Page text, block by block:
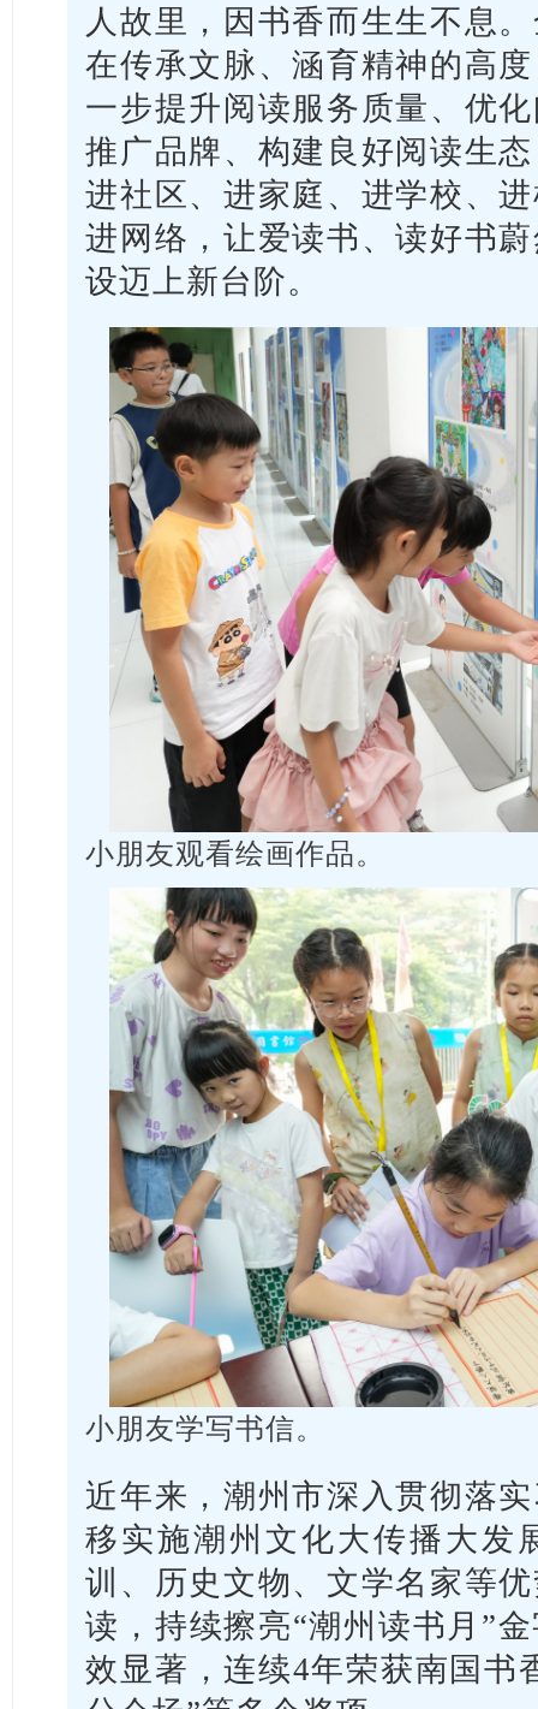
人故里，因书香而生生不息
在传承文脉、涵育精神的高
一步提升阅读服务质量、优
推广品牌、构建良好阅读生
进社区、进家庭、进学校、
进网络，让爱读书、读好书
设迈上新台阶。
小朋友观看绘画作品。
小朋友学写书信。
近年来，潮州市深入贯彻落
移实施潮州文化大传播大发
训、历史文物、文学名家等
读，持续擦亮“潮州读书月”
效显著，连续4年荣获南国书